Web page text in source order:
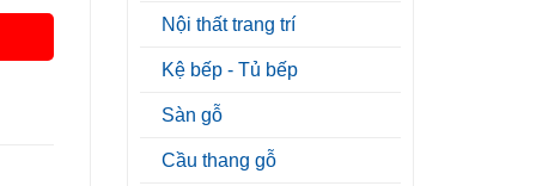
Nội thất trang trí
Kệ bếp - Tủ bếp
Sàn gỗ
Cầu thang gỗ